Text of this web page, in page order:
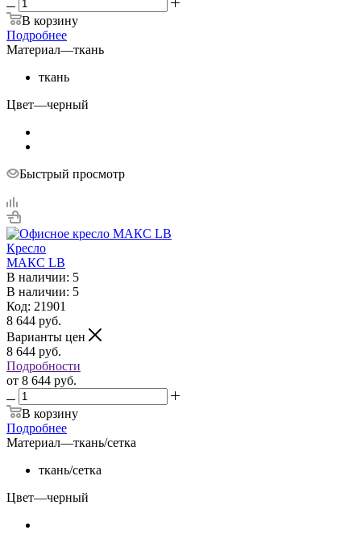
В корзину
Подробнее
Материал—ткань
ткань
Цвет—черный
Быстрый просмотр
Кресло
МАКС LB
В наличии: 5
В наличии: 5
Код: 21901
8 644 руб.
Варианты цен
8 644 руб.
Подробности
от 8 644 руб.
В корзину
Подробнее
Материал—ткань/сетка
ткань/сетка
Цвет—черный